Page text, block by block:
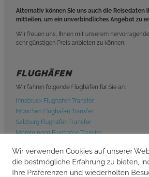
Alternativ können Sie uns auch die Reisedaten
mitteilen, um ein unverbindliches Angebot zu
Wir freuen uns, Ihnen mit unserem
sehr günstigen Preis anbieten zu können.
FLUGHÄFEN
Wir fahren folgende Flughäfen für Sie an:
Innsbruck Flughafen Transfer
München Flughafen Transfer
Salzburg Flughafen Transfer
Memmingen Flughafen Transfer
Friedrichshafen Flughafen Transfer
Wir verwenden Cookies auf unserer
die bestmögliche Erfahrung zu bieten,
Ihre Präferenzen und wiederholten